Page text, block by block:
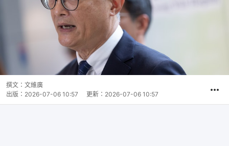
撰文： 文維廣
出版： 2026-07-06 10:57 更新： 2026-07-06 10:57